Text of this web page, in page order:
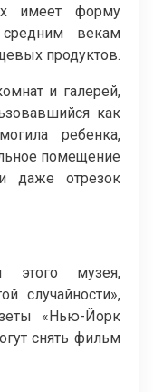
имеет форму
векам
продуктов.
и галерей,
как
ребенка,
помещение
даже отрезок
этого музея,
случайности»,
«Нью-Йорк
снять фильм